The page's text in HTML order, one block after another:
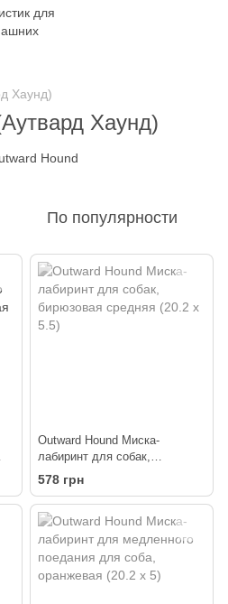
Хаунд)
Хаунд)
По популярности
Outward Hound Миска-
лабиринт для собак,
бирюзовая средняя (20.2 x
578 грн